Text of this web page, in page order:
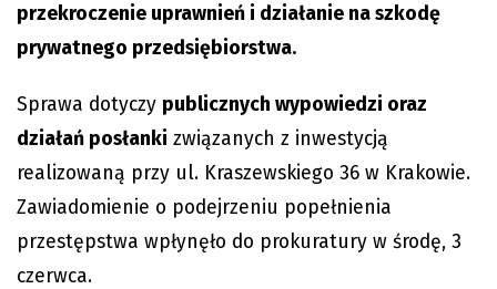
przekroczenie uprawnień i działanie na szkodę
prywatnego przedsiębiorstwa.
Sprawa dotyczy publicznych wypowiedzi oraz
działań posłanki związanych z inwestycją
realizowaną przy ul. Kraszewskiego 36 w Krakowie.
Zawiadomienie o podejrzeniu popełnienia
przestępstwa wpłynęło do prokuratury w środę, 3
czerwca.